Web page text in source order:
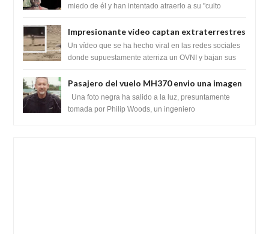
híbridos reptiles
miedo de él y han intentado atraerlo a su "culto
Impresionante vídeo captan extraterrestres
bajando de un OVNI en Arabia Saudita
Un vídeo que se ha hecho viral en las redes sociales
donde supuestamente aterriza un OVNI y bajan sus
Pasajero del vuelo MH370 envio una imagen
y texto desde la Isla Diego Garcia
Una foto negra ha salido a la luz, presuntamente
tomada por Philip Woods, un ingeniero